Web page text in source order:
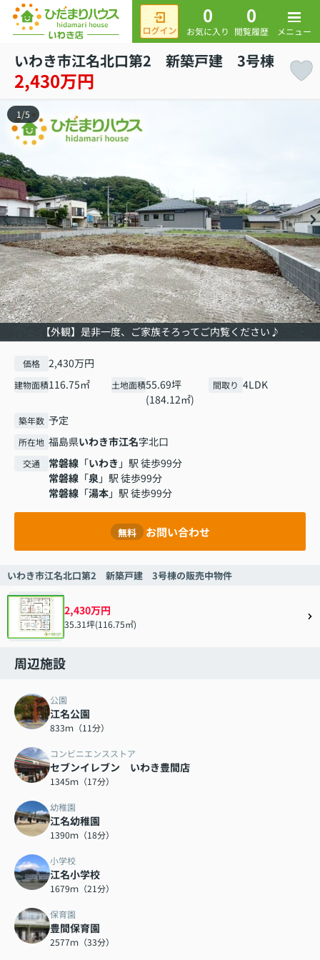
0
お気に入り
0
閲覧履歴 メニュー
いわき市江名北口第2 新築戸建 3号棟
2,430万円
【外観】是非一度、ご家族そろってご内覧ください♪
1 /5
価格 2,430万円
建物面積116.75㎡ 土地面積55.69坪
(184.12㎡)
間取り 4LDK
築年数 予定
所在地 福島県いわき市江名字北口
交通 常磐線 「いわき 」駅 徒歩99分
常磐線 「泉」駅 徒歩99分
常磐線 「湯本」駅 徒歩99分
無料 お問い合わせ
いわき市江名北口第2 新築戸建 3号棟の販売中物件
2,430万円
35.31坪(116.75㎡)
周辺施設
公園
江名公園
833ｍ（11分）
コンビニエンスストア
セブンイレブン いわき豊間店
1345ｍ（17分）
幼稚園
江名幼稚園
1390ｍ（18分）
小学校
江名小学校
1679ｍ（21分）
保育園
豊間保育園
2577ｍ（33分）